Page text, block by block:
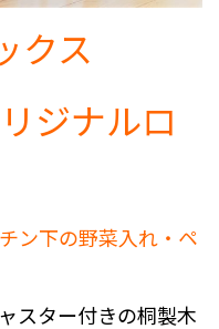
クス
ジナルロ
ン下の野菜入れ・ペ
スター付きの桐製木